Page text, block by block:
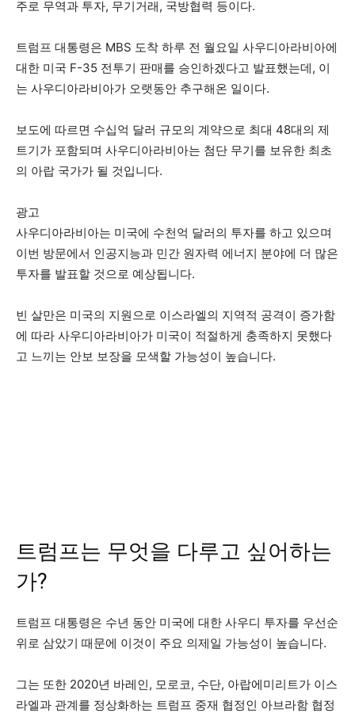
주로 무역과 투자, 무기거래, 국방협력 등이다.
트럼프 대통령은 MBS 도착 하루 전 월요일 사우디아라비아에
대한 미국 F-35 전투기 판매를 승인하겠다고 발표했는데, 이
는 사우디아라비아가 오랫동안 추구해온 일이다.
보도에 따르면 수십억 달러 규모의 계약으로 최대 48대의 제
트기가 포함되며 사우디아라비아는 첨단 무기를 보유한 최초
의 아랍 국가가 될 것입니다.
광고
사우디아라비아는 미국에 수천억 달러의 투자를 하고 있으며
이번 방문에서 인공지능과 민간 원자력 에너지 분야에 더 많은
투자를 발표할 것으로 예상됩니다.
빈 살만은 미국의 지원으로 이스라엘의 지역적 공격이 증가함
에 따라 사우디아라비아가 미국이 적절하게 충족하지 못했다
고 느끼는 안보 보장을 모색할 가능성이 높습니다.
트럼프는 무엇을 다루고 싶어하는
가?
트럼프 대통령은 수년 동안 미국에 대한 사우디 투자를 우선순
위로 삼았기 때문에 이것이 주요 의제일 가능성이 높습니다.
그는 또한 2020년 바레인, 모로코, 수단, 아랍에미리트가 이스
라엘과 관계를 정상화하는 트럼프 중재 협정인 아브라함 협정